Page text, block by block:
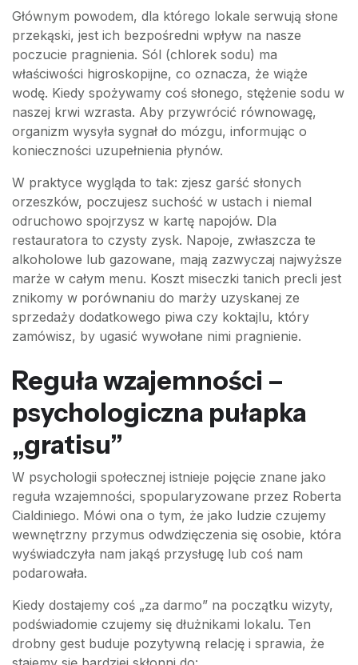
Głównym powodem, dla którego lokale serwują słone
przekąski, jest ich bezpośredni wpływ na nasze
poczucie pragnienia. Sól (chlorek sodu) ma
właściwości higroskopijne, co oznacza, że wiąże
wodę. Kiedy spożywamy coś słonego, stężenie sodu w
naszej krwi wzrasta. Aby przywrócić równowagę,
organizm wysyła sygnał do mózgu, informując o
konieczności uzupełnienia płynów.
W praktyce wygląda to tak: zjesz garść słonych
orzeszków, poczujesz suchość w ustach i niemal
odruchowo spojrzysz w kartę napojów. Dla
restauratora to czysty zysk. Napoje, zwłaszcza te
alkoholowe lub gazowane, mają zazwyczaj najwyższe
marże w całym menu. Koszt miseczki tanich precli jest
znikomy w porównaniu do marży uzyskanej ze
sprzedaży dodatkowego piwa czy koktajlu, który
zamówisz, by ugasić wywołane nimi pragnienie.
Reguła wzajemności –
psychologiczna pułapka
„gratisu”
W psychologii społecznej istnieje pojęcie znane jako
reguła wzajemności, spopularyzowane przez Roberta
Cialdiniego. Mówi ona o tym, że jako ludzie czujemy
wewnętrzny przymus odwdzięczenia się osobie, która
wyświadczyła nam jakąś przysługę lub coś nam
podarowała.
Kiedy dostajemy coś „za darmo” na początku wizyty,
podświadomie czujemy się dłużnikami lokalu. Ten
drobny gest buduje pozytywną relację i sprawia, że